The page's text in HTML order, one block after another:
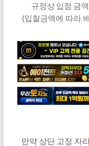
규정상 입점 금
(입찰금액에 따라
만약 상단 고정 자